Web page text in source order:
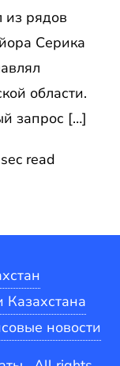
из рядов
Серика
области.
запрос […]
read
Казахстана
новости